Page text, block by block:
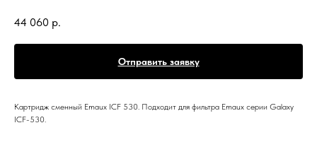
44 060 р.
Отправить заявку
Картридж сменный Emaux ICF 530. Подходит для фильтра Emaux серии Galaxy
ICF-530.